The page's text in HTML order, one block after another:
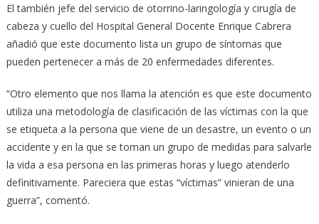
El también jefe del servicio de otorrino-laringología y cirugía de
cabeza y cuello del Hospital General Docente Enrique Cabrera
añadió que este documento lista un grupo de síntomas que
pueden pertenecer a más de 20 enfermedades diferentes.
“Otro elemento que nos llama la atención es que este documento
utiliza una metodología de clasificación de las víctimas con la que
se etiqueta a la persona que viene de un desastre, un evento o un
accidente y en la que se toman un grupo de medidas para salvarle
la vida a esa persona en las primeras horas y luego atenderlo
definitivamente. Pareciera que estas “víctimas” vinieran de una
guerra”, comentó.